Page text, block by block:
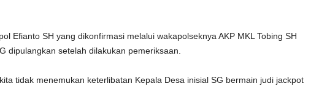
Efianto SH yang dikonfirmasi melalui wakapolseknya AKP MKL Tobing SH
dipulangkan setelah dilakukan pemeriksaan.
tidak menemukan keterlibatan Kepala Desa inisial SG bermain judi jackpot